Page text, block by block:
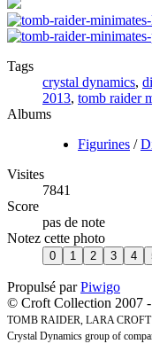
Tags
crystal dynamics,
2013, tomb raider
Albums
Figurines /
Visites
7841
Score
pas de note
Notez cette photo
Propulsé parPiwigo
© Croft Collection 2007 -
TOMB RAIDER, LARA CROFT
Crystal Dynamics group of